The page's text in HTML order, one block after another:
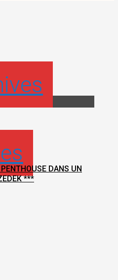
DANS UN
***